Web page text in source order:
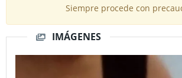
Siempre procede con
IMÁGENES